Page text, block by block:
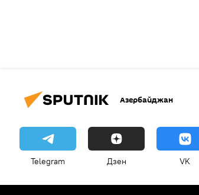
Азербайджан
Telegram Дзен VK